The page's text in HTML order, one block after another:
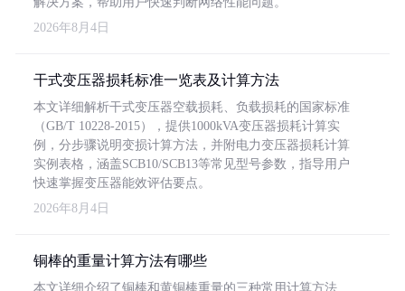
2026年8月4日
干式变压器损耗标准一览表及计算方法
本文详细解析干式变压器空载损耗、负载损耗的国家标准
（GB/T 10228-2015），提供1000kVA变压器损耗计算实
例，分步骤说明变损计算方法，并附电力变压器损耗计算
实例表格，涵盖SCB10/SCB13等常见型号参数，指导用户
快速掌握变压器能效评估要点。
2026年8月4日
铜棒的重量计算方法有哪些
本文详细介绍了铜棒和黄铜棒重量的三种常用计算方法